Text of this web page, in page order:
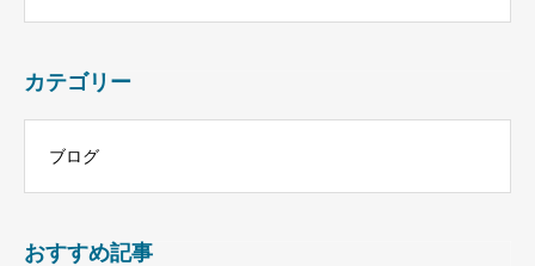
カテゴリー
ブログ
おすすめ記事